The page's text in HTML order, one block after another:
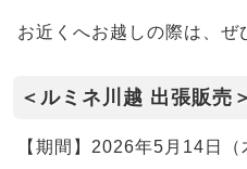
お近くへお越しの際は、ぜ
＜ルミネ川越 出張販売
【期間】2026年5月14日